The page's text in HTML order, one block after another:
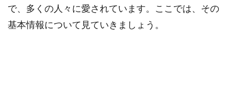
で、多くの人々に愛されています。ここでは、その
基本情報について見ていきましょう。